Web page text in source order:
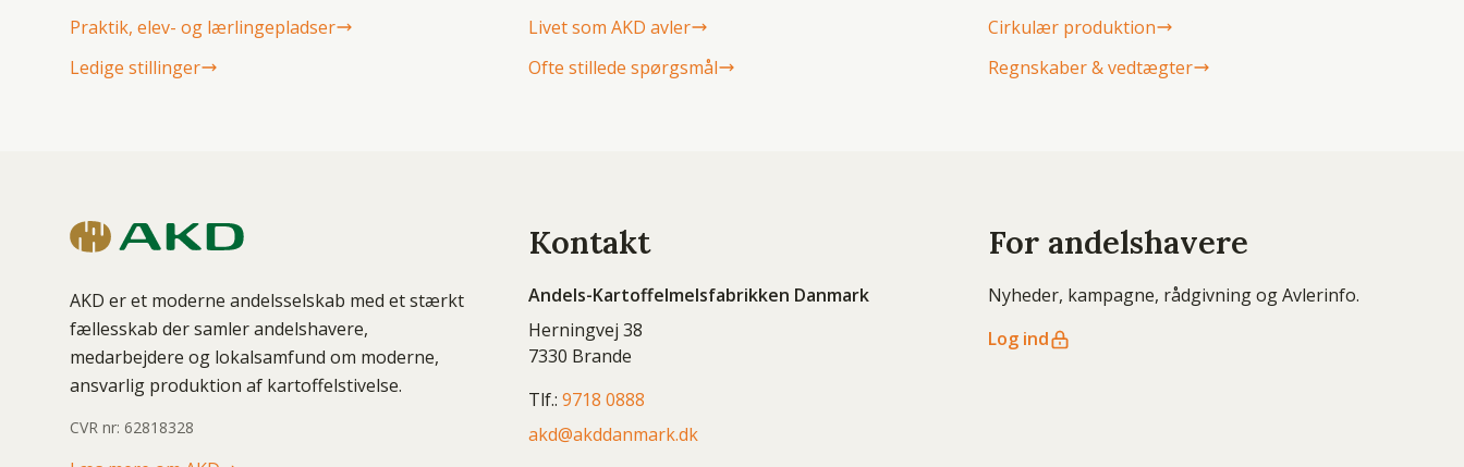
Praktik, elev- og lærlingepladser
Ledige stillinger
Livet som AKD avler
Ofte stillede spørgsmål
Cirkulær produktion
Regnskaber & vedtægter
AKD er et moderne andelsselskab med et stærkt
fællesskab der samler andelshavere,
medarbejdere og lokalsamfund om moderne,
ansvarlig produktion af kartoffelstivelse.
CVR nr: 62818328
Kontakt
Andels-Kartoffelmelsfabrikken Danmark
Herningvej 38
7330 Brande
Tlf.:9718 0888
akd@akddanmark.dk
For andelshavere
Nyheder, kampagne, rådgivning og Avlerinfo.
Log ind